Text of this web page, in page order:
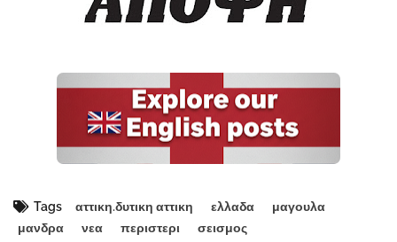
Tags αττικη.δυτικη αττικη ελλαδα
μαγουλα
μανδρα
νεα περιστερι σεισμος